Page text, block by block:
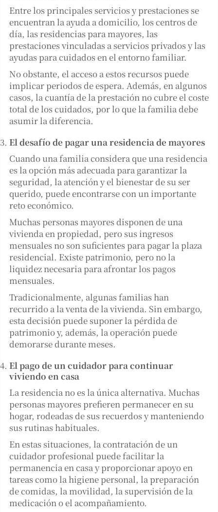
Entre los principales servicios y prestaciones se
encuentran la ayuda a domicilio, los centros de
día, las residencias para mayores, las
prestaciones vinculadas a servicios privados y las
ayudas para cuidados en el entorno familiar.
No obstante, el acceso a estos recursos puede
implicar periodos de espera. Además, en algunos
casos, la cuantía de la prestación no cubre el coste
total de los cuidados, por lo que la familia debe
asumir la diferencia.
El desafío de pagar una residencia de mayores
Cuando una familia considera que una residencia
es la opción más adecuada para garantizar la
seguridad, la atención y el bienestar de su ser
querido, puede encontrarse con un importante
reto económico.
Muchas personas mayores disponen de una
vivienda en propiedad, pero sus ingresos
mensuales no son suficientes para pagar la plaza
residencial. Existe patrimonio, pero no la
liquidez necesaria para afrontar los pagos
mensuales.
Tradicionalmente, algunas familias han
recurrido a la venta de la vivienda. Sin embargo,
esta decisión puede suponer la pérdida de
patrimonio y, además, la operación puede
demorarse durante meses.
El pago de un cuidador para continuar
viviendo en casa
La residencia no es la única alternativa. Muchas
personas mayores prefieren permanecer en su
hogar, rodeadas de sus recuerdos y manteniendo
sus rutinas habituales.
En estas situaciones, la contratación de un
cuidador profesional puede facilitar la
permanencia en casa y proporcionar apoyo en
tareas como la higiene personal, la preparación
de comidas, la movilidad, la supervisión de la
medicación o el acompañamiento.